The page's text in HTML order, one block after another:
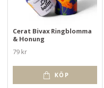
Cerat Bivax Ringblomma
& Honung
79 kr
KÖP